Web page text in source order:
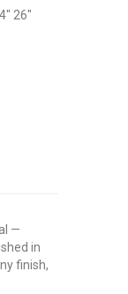
26"
—
in
finish,